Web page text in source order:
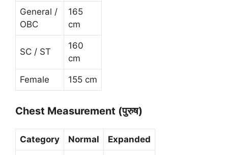
General /
OBC
165
cm
SC / ST
160
cm
Female 155 cm
Chest Measurement (पुरुष)
Category Normal Expanded